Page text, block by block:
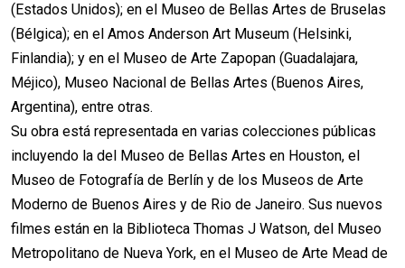
(Estados Unidos); en el Museo de Bellas Artes de Bruselas
(Bélgica); en el Amos Anderson Art Museum (Helsinki,
Finlandia); y en el Museo de Arte Zapopan (Guadalajara,
Méjico), Museo Nacional de Bellas Artes (Buenos Aires,
Argentina), entre otras.
Su obra está representada en varias colecciones públicas
incluyendo la del Museo de Bellas Artes en Houston, el
Museo de Fotografía de Berlín y de los Museos de Arte
Moderno de Buenos Aires y de Rio de Janeiro. Sus nuevos
filmes están en la Biblioteca Thomas J Watson, del Museo
Metropolitano de Nueva York, en el Museo de Arte Mead de